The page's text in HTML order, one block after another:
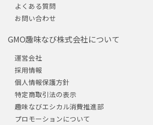
よくある質問
お問い合わせ
GMO趣味なび株式会社について
運営会社
採用情報
個人情報保護方針
特定商取引法の表示
趣味なびエシカル消費推進部
プロモーションについて